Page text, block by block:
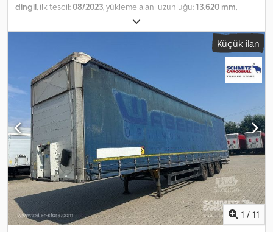
dingil , ilk tescil:08/2023 , yükleme alanı uzunluğu:13.620 mm
2.480 mm, yükleme alanı yüksekliği:
mm, yükleme alanı hacmi:91 m³, süspansiyon:hava, lastik boyutu:
, Üretim yılı:
, Donanım:ABS, Boş ağırlık: 6613 kg, Sertifikalı yük emniyeti,
Yükleme alanı (U G Y): 13.620 mm x 2.480 mm x 2.700 mm, Lastik
ölçüsü: 385/65 R22, DIN EN 12642 (kod XL) sertifikası, Yükleme alanı
hacmi: 91 m³, 1. aks: , 2. aks: , 3. aks: , Havalı süspansiyon, Arka alt
koruma, Kaldırılabilir aks, Elektronik Fren Sistemi (EBS), 1x15 ve 2x7
pinli fiş, Antispray, Tüm mevcut araçların genel görünümünü web
sitemizde bulabilirsiniz. Finansman mı gerekiyor? Bireysel
finansman çözümleri, tam hizmet sözleşmeleri ve telematik
hizmetler sunuyoruz. Size kişisel olarak danışmaktan memnuniyet
duyarız. Credpfsu Imz Ajx Al Dsf
Küçük ilan
1 / 11